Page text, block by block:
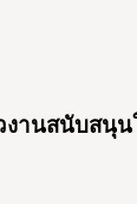
งานสนับสนุน